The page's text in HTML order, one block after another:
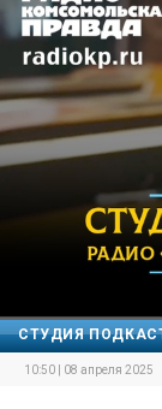
СТУДИЯ
10:50 | 08 апреля 2025